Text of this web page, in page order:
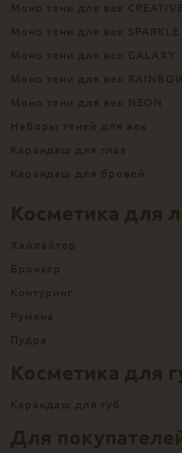
Моно тени для век CREATIVE
Моно тени для век SPARKLE
Моно тени для век GALAXY
Моно тени для век
Моно тени для век NEON
Наборы теней для век
Карандаш для глаз
Карандаш для бровей
Косметика для
Хайлайтер
Бронзер
Контуринг
Румяна
Пудра
Косметика для
Карандаш для губ
Для